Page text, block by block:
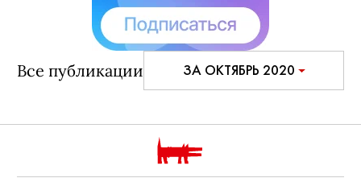
Все публикации ЗА ОКТЯБРЬ 2020